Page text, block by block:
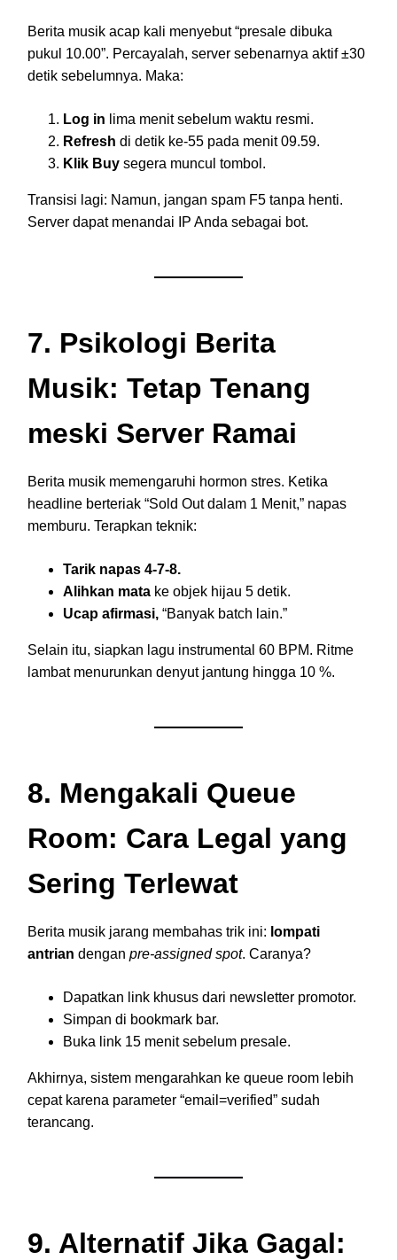
Berita musik acap kali menyebut “presale dibuka
pukul 10.00”. Percayalah, server sebenarnya aktif ±30
detik sebelumnya. Maka:
Log in lima menit sebelum waktu resmi.
Refresh di detik ke-55 pada menit 09.59.
Klik Buy segera muncul tombol.
Transisi lagi: Namun, jangan spam F5 tanpa henti.
Server dapat menandai IP Anda sebagai bot.
7. Psikologi Berita
Musik: Tetap Tenang
meski Server Ramai
Berita musik memengaruhi hormon stres. Ketika
headline berteriak “Sold Out dalam 1 Menit,” napas
memburu. Terapkan teknik:
Tarik napas 4-7-8.
Alihkan mata ke objek hijau 5 detik.
Ucap afirmasi, “Banyak batch lain.”
Selain itu, siapkan lagu instrumental 60 BPM. Ritme
lambat menurunkan denyut jantung hingga 10 %.
8. Mengakali Queue
Room: Cara Legal yang
Sering Terlewat
Berita musik jarang membahas trik ini: lompati
antrian dengan pre-assigned spot. Caranya?
Dapatkan link khusus dari newsletter promotor.
Simpan di bookmark bar.
Buka link 15 menit sebelum presale.
Akhirnya, sistem mengarahkan ke queue room lebih
cepat karena parameter “email=verified” sudah
terancang.
9. Alternatif Jika Gagal: